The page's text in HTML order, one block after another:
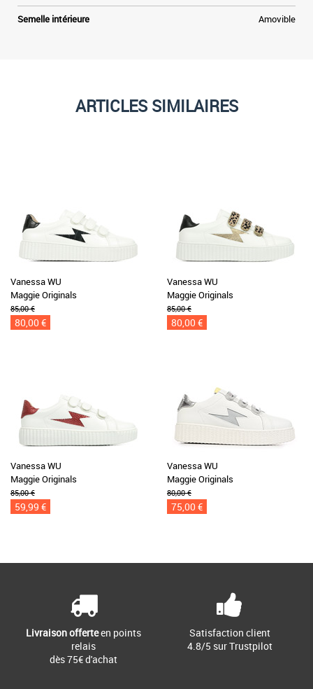
Semelle intérieure Amovible
ARTICLES SIMILAIRES
Vanessa WU
Maggie Originals
85,00 €
80,00 €
Vanessa WU
Maggie Originals
85,00 €
80,00 €
Vanessa WU
Maggie Originals
85,00 €
59,99 €
Vanessa WU
Maggie Originals
80,00 €
75,00 €
Livraison offerteen points
relais
dès 75€ d'achat
Satisfaction client
4.8/5 sur Trustpilot